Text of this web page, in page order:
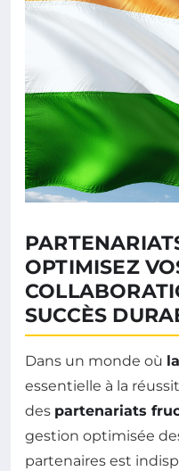
OPTIMISEZ
SUCCÈS
Dans un monde où
essentielle à la
des partenariats
gestion optimisée
partenaires est